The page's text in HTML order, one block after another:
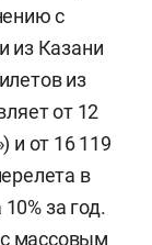
с
из Казани
из
от 12
и от 16 119
в
за год.
массовым